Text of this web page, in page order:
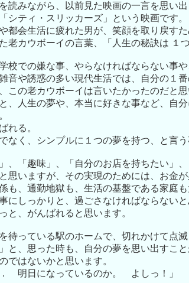
読みながら、以前見た映画の一言を思い出
シティ・スリッカーズ」という映画です。
都会生活に疲れた男が、笑顔を取り戻す
老カウボーイの言葉、「人生の秘訣は １つ
校での嫌な事、やらなければならない事
や誘惑の多い現代生活では、自分の１番
この老カウボーイは言いたかったのだと思
、人生の夢や、本当に好きな事など、自
れる。
なく、シンプルに１つの夢を持つ、と言う
、「趣味」、「自分のお店を持ちたい」
いますが、その実現のためには、お金が
も、通勤地獄も、生活の基盤である家庭
にしっかりと、過ごさなければならないと
と、がんばれると思います。
待っている駅のホームで、切れかけて点
と、思った時も、自分の夢を思い出すこ
ではないかと思います。
． 明日になっているのか。 よしっ！」